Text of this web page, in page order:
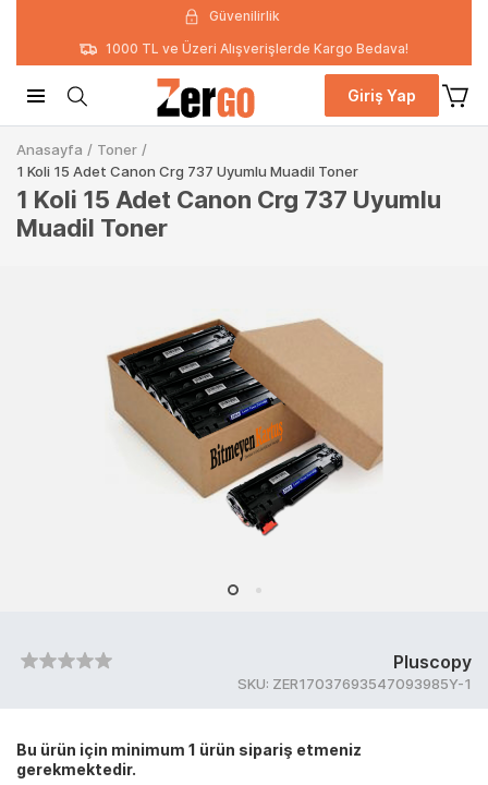
Güvenilirlik
1000 TL ve Üzeri Alışverişlerde Kargo Bedava!
Giriş Yap
Anasayfa / Toner /
1 Koli 15 Adet Canon Crg 737 Uyumlu Muadil Toner
1 Koli 15 Adet Canon Crg 737 Uyumlu
Muadil Toner
Pluscopy
SKU: ZER17037693547093985Y-1
Bu ürün için minimum 1 ürün sipariş etmeniz
gerekmektedir.